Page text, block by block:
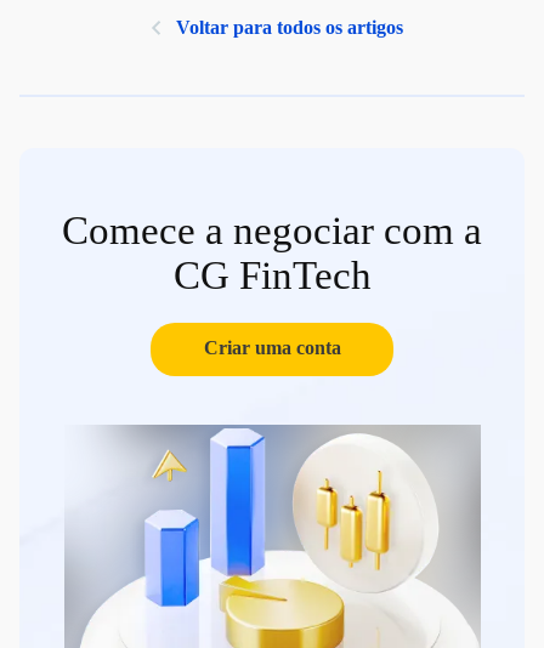
Voltar para todos os artigos
Comece a negociar com a
CG FinTech
Criar uma conta